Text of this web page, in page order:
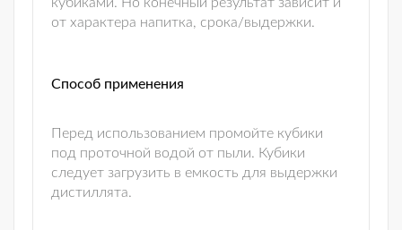
от характера напитка, срока/выдержки.
Способ применения
Перед использованием промойте кубики
под проточной водой от пыли. Кубики
следует загрузить в емкость для выдержки
дистиллята.